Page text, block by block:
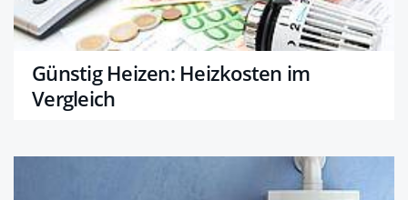
Günstig Heizen: Heizkosten im
Vergleich